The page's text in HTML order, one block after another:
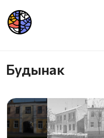
Будынак